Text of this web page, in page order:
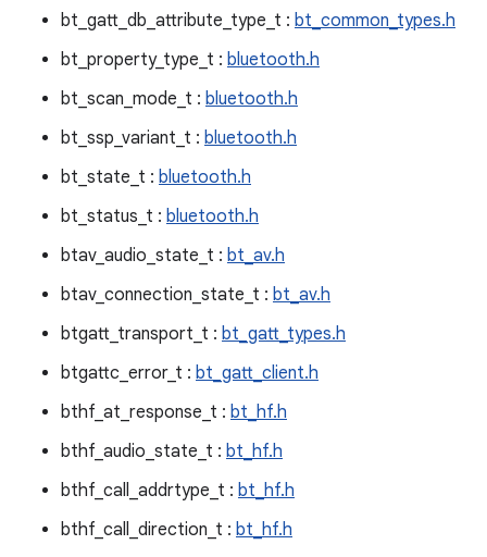
bt_gatt_db_attribute_type_t : bt_common_types.h
bt_property_type_t : bluetooth.h
bt_scan_mode_t : bluetooth.h
bt_ssp_variant_t : bluetooth.h
bt_state_t : bluetooth.h
bt_status_t : bluetooth.h
btav_audio_state_t : bt_av.h
btav_connection_state_t : bt_av.h
btgatt_transport_t : bt_gatt_types.h
btgattc_error_t : bt_gatt_client.h
bthf_at_response_t : bt_hf.h
bthf_audio_state_t : bt_hf.h
bthf_call_addrtype_t : bt_hf.h
bthf_call_direction_t : bt_hf.h